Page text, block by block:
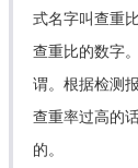
式名字叫查重
查重比的数字
谓。根据检测
查重率过高的
的。